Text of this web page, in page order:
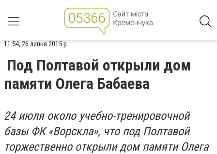
11:54, 26 липня 2015 р.
Под Полтавой открыли дом
памяти Олега Бабаева
24 июля около учебно-тренировочной
базы ФК «Ворскла», что под Полтавой
торжественно открыли дом памяти Олега